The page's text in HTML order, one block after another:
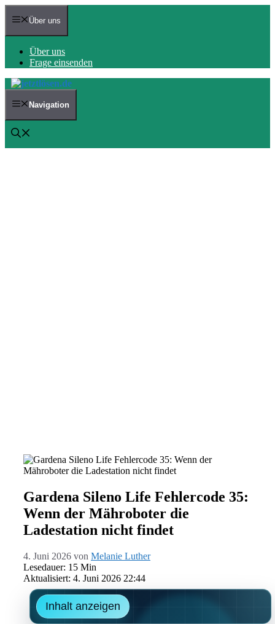
Zum
Inhalt Über uns
Über uns
Frage einsenden
Navigation
Gardena Sileno Life Fehlercode 35:
Wenn der Mähroboter die
Ladestation nicht findet
4. Juni 2026 von Melanie Luther
Lesedauer: 15 Min
Aktualisiert: 4. Juni 2026 22:44
Inhalt anzeigen